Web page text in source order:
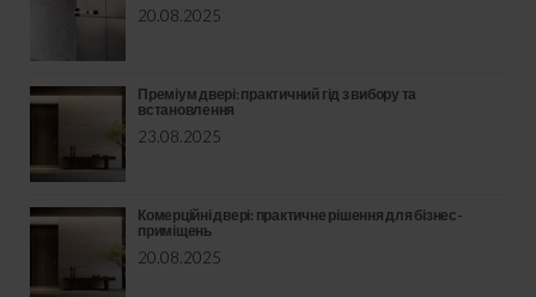
20.08.2025
Преміум двері: практичний гід з вибору та
встановлення
23.08.2025
Комерційні двері: практичне рішення для бізнес-
приміщень
20.08.2025